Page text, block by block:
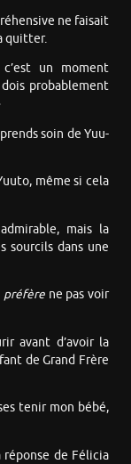
ne faisait
quitter.
un moment
probablement
soin de Yuu-
même si cela
mais la
sourcils dans une
préfère ne pas voir
avant d’avoir la
de Grand Frère
tenir mon bébé,
de Félicia